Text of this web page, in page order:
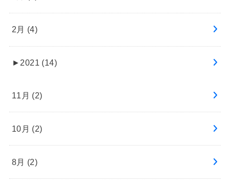
2月 (4)
► 2021 (14)
11月 (2)
10月 (2)
8月 (2)